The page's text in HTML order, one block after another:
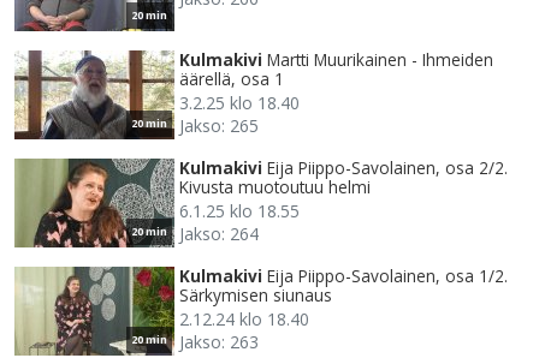
20 min
20 min
Kulmakivi Martti Muurikainen - Ihmeiden
äärellä, osa 1
3.2.25 klo 18.40
Jakso: 265
20 min
Kulmakivi Eija Piippo-Savolainen, osa 2/2.
Kivusta muotoutuu helmi
6.1.25 klo 18.55
Jakso: 264
20 min
Kulmakivi Eija Piippo-Savolainen, osa 1/2.
Särkymisen siunaus
2.12.24 klo 18.40
Jakso: 263